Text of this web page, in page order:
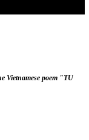
Vietnamese poem "TU